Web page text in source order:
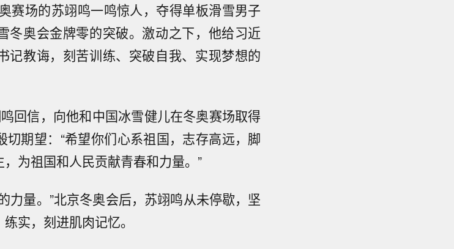
赛场的苏翊鸣一鸣惊人，夺得单板滑雪男子
冬奥会金牌零的突破。激动之下，他给习近
记教诲，刻苦训练、突破自我、实现梦想的
回信，向他和中国冰雪健儿在冬奥赛场取得
期望：“希望你们心系祖国，志存高远，脚
为祖国和人民贡献青春和力量。”
力量。”北京冬奥会后，苏翊鸣从未停歇，坚
实，刻进肌肉记忆。